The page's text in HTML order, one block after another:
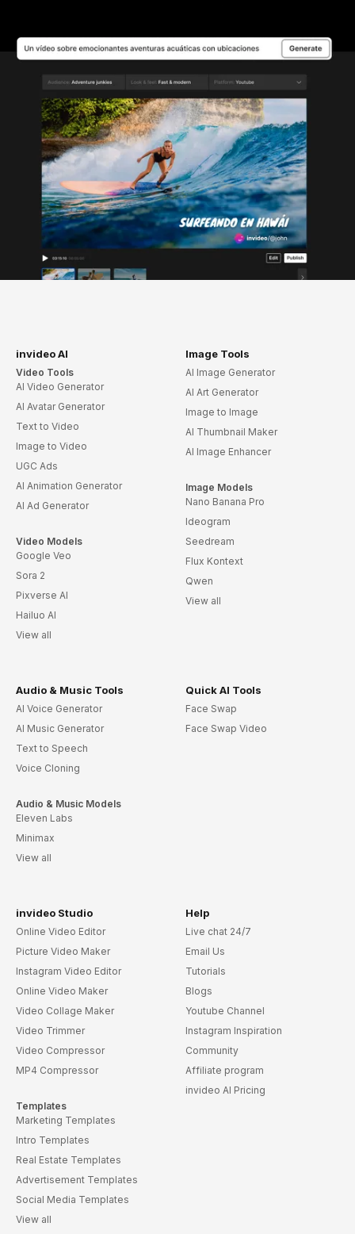
invideo AI
Video Tools
AI Video Generator
AI Avatar Generator
Text to Video
Image to Video
UGC Ads
AI Animation Generator
AI Ad Generator
Video Models
Google Veo
Sora 2
Pixverse AI
Hailuo AI
View all
Image Tools
AI Image Generator
AI Art Generator
Image to Image
AI Thumbnail Maker
AI Image Enhancer
Image Models
Nano Banana Pro
Ideogram
Seedream
Flux Kontext
Qwen
View all
Audio & Music Tools
AI Voice Generator
AI Music Generator
Text to Speech
Voice Cloning
Audio & Music Models
Eleven Labs
Minimax
View all
Quick AI Tools
Face Swap
Face Swap Video
invideo Studio
Online Video Editor
Picture Video Maker
Instagram Video Editor
Online Video Maker
Video Collage Maker
Video Trimmer
Video Compressor
MP4 Compressor
Templates
Marketing Templates
Intro Templates
Real Estate Templates
Advertisement Templates
Social Media Templates
View all
Help
Live chat 24/7
Email Us
Tutorials
Blogs
Youtube Channel
Instagram Inspiration
Community
Affiliate program
invideo AI Pricing